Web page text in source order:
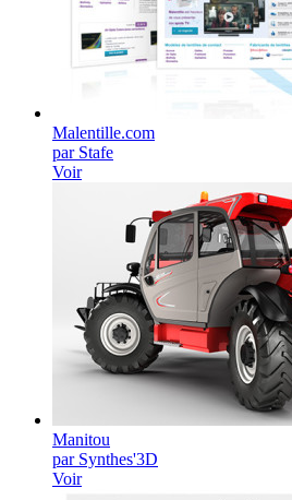
Malentille.com
par Stafe
Voir
Manitou
par Synthes'3D
Voir